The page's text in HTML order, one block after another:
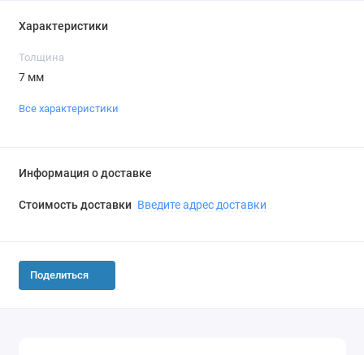
Характеристики
Толщина
7 мм
Все характеристики
Информация о доставке
Стоимость доставки Введите адрес доставки
Поделиться